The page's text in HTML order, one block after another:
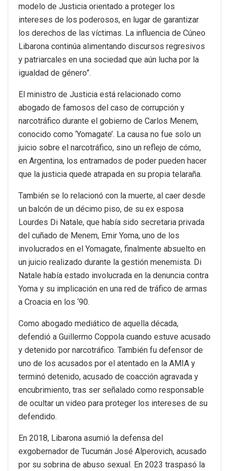
modelo de Justicia orientado a proteger los
intereses de los poderosos, en lugar de garantizar
los derechos de las víctimas. La influencia de Cúneo
Libarona continúa alimentando discursos regresivos
y patriarcales en una sociedad que aún lucha por la
igualdad de género”.
El ministro de Justicia está relacionado como
abogado de famosos del caso de corrupción y
narcotráfico durante el gobierno de Carlos Menem,
conocido como ‘Yomagate’. La causa no fue solo un
juicio sobre el narcotráfico, sino un reflejo de cómo,
en Argentina, los entramados de poder pueden hacer
que la justicia quede atrapada en su propia telaraña.
También se lo relacionó con la muerte, al caer desde
un balcón de un décimo piso, de su ex esposa
Lourdes Di Natale, que había sido secretaria privada
del cuñado de Menem, Emir Yoma, uno de los
involucrados en el Yomagate, finalmente absuelto en
un juicio realizado durante la gestión menemista. Di
Natale había estado involucrada en la denuncia contra
Yoma y su implicación en una red de tráfico de armas
a Croacia en los ‘90.
Como abogado mediático de aquella década,
defendió a Guillermo Coppola cuando estuve acusado
y detenido por narcotráfico. También fu defensor de
uno de los acusados por el atentado en la AMIA y
terminó detenido, acusado de coacción agravada y
encubrimiento, tras ser señalado como responsable
de ocultar un video para proteger los intereses de su
defendido.
En 2018, Libarona asumió la defensa del
exgobernador de Tucumán José Alperovich, acusado
por su sobrina de abuso sexual. En 2023 traspasó la